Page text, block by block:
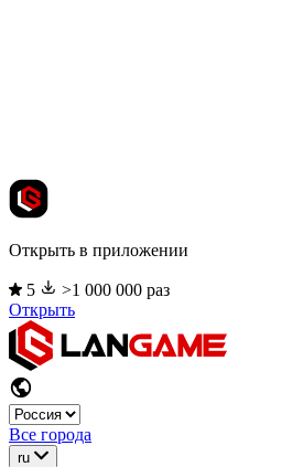
Открыть в приложении
5
>1 000 000 раз
Открыть
Все города
ru